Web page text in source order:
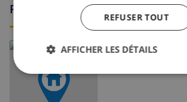
Région
REFUSER TOUT
AFFICHER LES DÉTAILS